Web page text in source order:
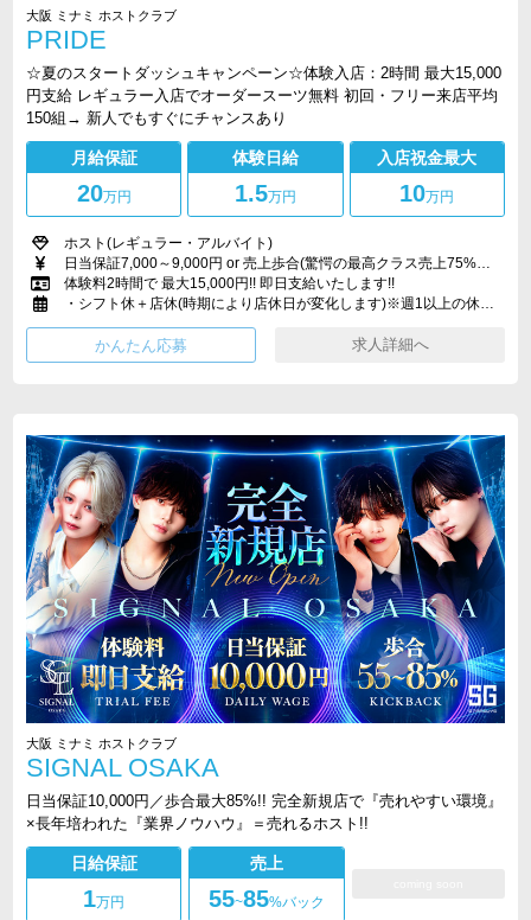
大阪 ミナミ ホストクラブ
PRIDE
☆夏のスタートダッシュキャンペーン☆体験入店：2時間 最大15,000
円支給 レギュラー入店でオーダースーツ無料 初回・フリー来店平均
150組→ 新人でもすぐにチャンスあり
月給保証
20万円
体験日給
1.5万円
入店祝金最大
10万円
ホスト(レギュラー・アルバイト)
日当保証7,000～9,000円 or 売上歩合(驚愕の最高クラス売上75%バック)!!その他賞金も!!!
体験料2時間で 最大15,000円!! 即日支給いたします!!
・シフト休＋店休(時期により店休日が変化します)※週1以上の休みになる様に調整致します。・毎月1日～2日(月により変化)・毎月連休有り(成績により日数追加可能)・年末年始休暇(約6日～8日、毎年日数は変化します)・お盆休み有り(約5日～7日、毎年日数は変化します)
求人詳細へ
大阪 ミナミ ホストクラブ
SIGNAL OSAKA
日当保証10,000円／歩合最大85%!! 完全新規店で『売れやすい環境』
×長年培われた『業界ノウハウ』＝売れるホスト!!
日給保証
1万円
売上
55~85%バック